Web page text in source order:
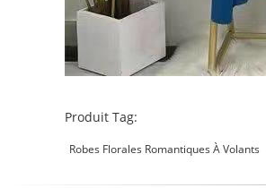
Produit Tag:
Robes Florales Romantiques À Volants